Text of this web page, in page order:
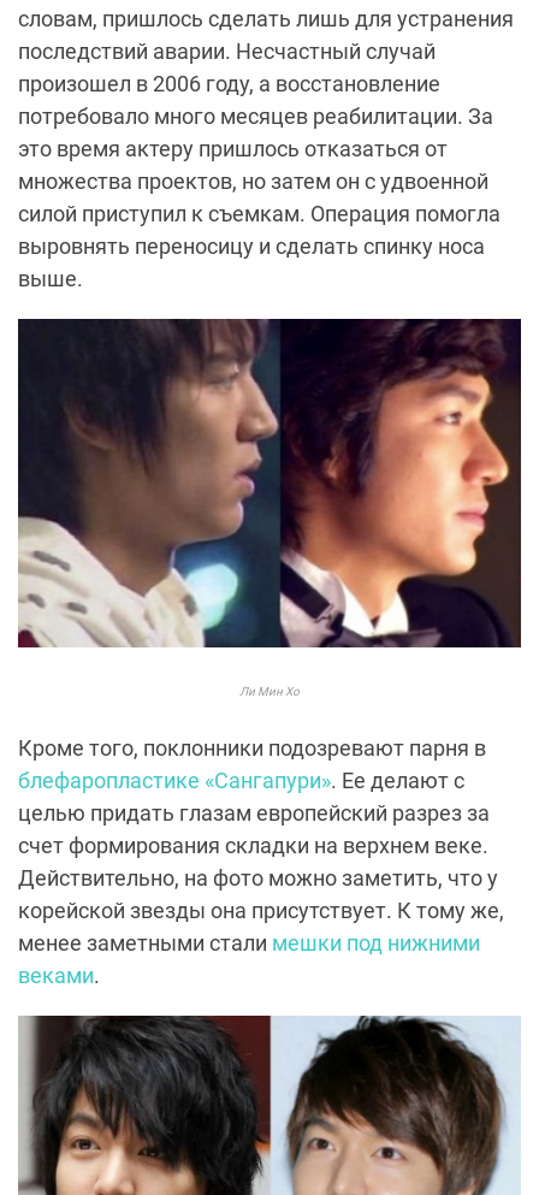
словам, пришлось сделать лишь для устранения
последствий аварии. Несчастный случай
произошел в 2006 году, а восстановление
потребовало много месяцев реабилитации. За
это время актеру пришлось отказаться от
множества проектов, но затем он с удвоенной
силой приступил к съемкам. Операция помогла
выровнять переносицу и сделать спинку носа
выше.
Ли Мин Хо
Кроме того, поклонники подозревают парня в
блефаропластике «Сангапури». Ее делают с
целью придать глазам европейский разрез за
счет формирования складки на верхнем веке.
Действительно, на фото можно заметить, что у
корейской звезды она присутствует. К тому же,
менее заметными стали мешки под нижними
веками.